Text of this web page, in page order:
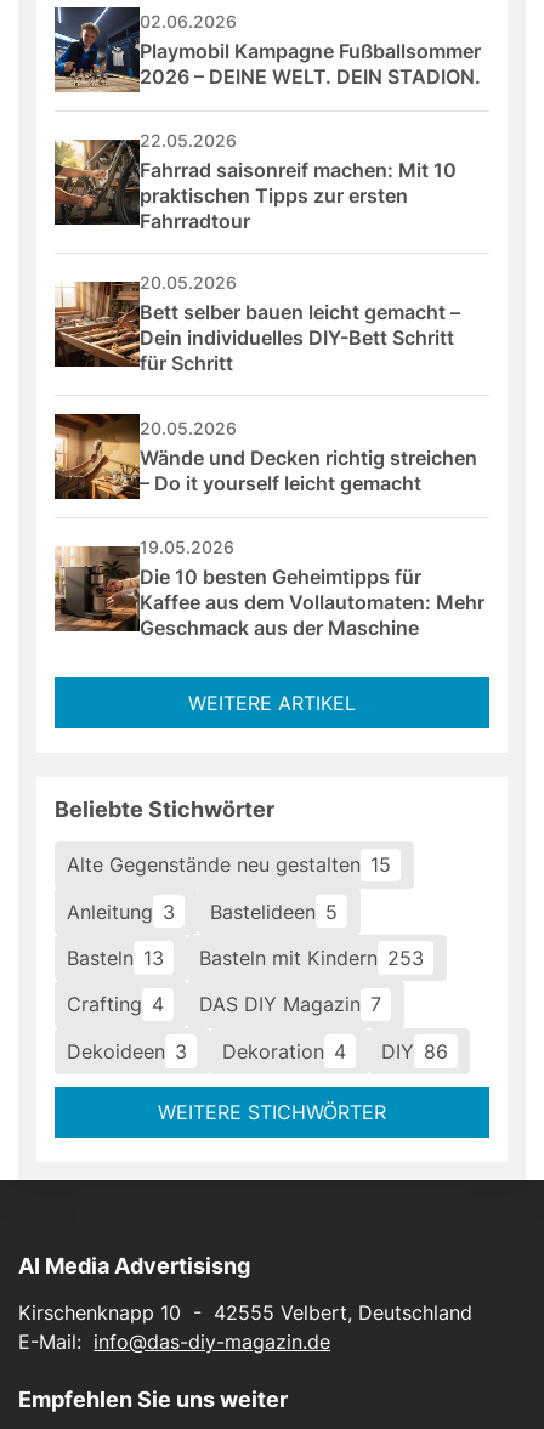
02.06.2026
Playmobil Kampagne Fußballsommer
2026 – DEINE WELT. DEIN STADION.
22.05.2026
Fahrrad saisonreif machen: Mit 10
praktischen Tipps zur ersten
Fahrradtour
20.05.2026
Bett selber bauen leicht gemacht –
Dein individuelles DIY-Bett Schritt
für Schritt
20.05.2026
Wände und Decken richtig streichen
– Do it yourself leicht gemacht
19.05.2026
Die 10 besten Geheimtipps für
Kaffee aus dem Vollautomaten: Mehr
Geschmack aus der Maschine
WEITERE ARTIKEL
Beliebte Stichwörter
Alte Gegenstände neu gestalten 15
Anleitung 3 Bastelideen 5
Basteln 13 Basteln mit Kindern 253
Crafting 4 DAS DIY Magazin 7
Dekoideen 3 Dekoration 4 DIY 86
WEITERE STICHWÖRTER
AI Media Advertisisng
Kirschenknapp 10 - 42555 Velbert, Deutschland
E-Mail: info@das-diy-magazin.de
Empfehlen Sie uns weiter